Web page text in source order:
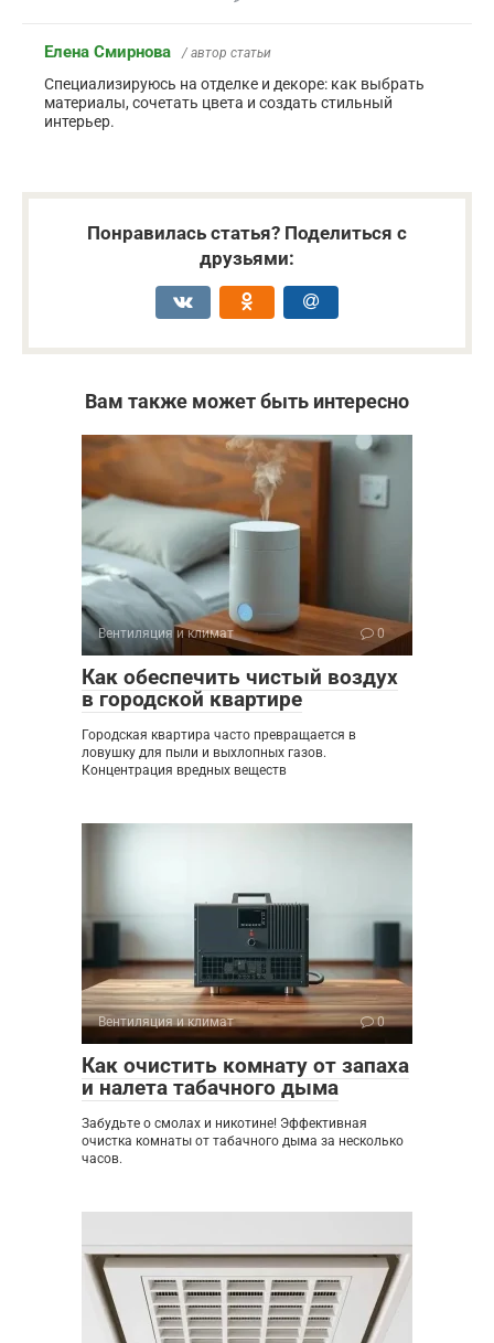
Елена Смирнова / автор статьи
Специализируюсь на отделке и декоре: как выбрать
материалы, сочетать цвета и создать стильный
интерьер.
Понравилась статья? Поделиться с
друзьями:
Вам также может быть интересно
Вентиляция и климат 0
Как обеспечить чистый воздух
в городской квартире
Городская квартира часто превращается в
ловушку для пыли и выхлопных газов.
Концентрация вредных веществ
Вентиляция и климат 0
Как очистить комнату от запаха
и налета табачного дыма
Забудьте о смолах и никотине! Эффективная
очистка комнаты от табачного дыма за несколько
часов.